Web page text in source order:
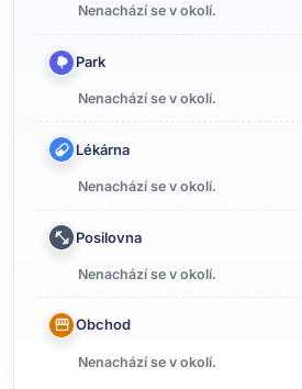
Nenachází se v okolí.
Park
Nenachází se v okolí.
Lékárna
Nenachází se v okolí.
Posilovna
Nenachází se v okolí.
Obchod
Nenachází se v okolí.